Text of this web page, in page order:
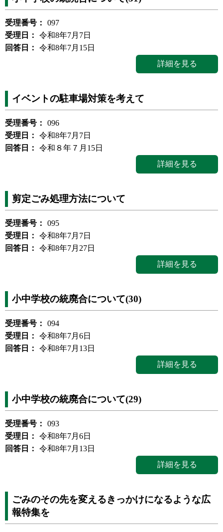
受理番号：
097
受理日：
令和8年7月7日
回答日：
令和8年7月15日
詳細を見る
イベントの駐車場対策を考えて
受理番号：
096
受理日：
令和8年7月7日
回答日：
令和８年７月15日
詳細を見る
剪定ごみ処理方法について
受理番号：
095
受理日：
令和8年7月7日
回答日：
令和8年7月27日
詳細を見る
小中学校の統廃合について(30)
受理番号：
094
受理日：
令和8年7月6日
回答日：
令和8年7月13日
詳細を見る
小中学校の統廃合について(29)
受理番号：
093
受理日：
令和8年7月6日
回答日：
令和8年7月13日
詳細を見る
ごみのその先を変えるきっかけになるような広
報特集を